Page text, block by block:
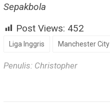
Sepakbola
Post Views: 452
Liga Inggris Manchester City
Penulis: Christopher